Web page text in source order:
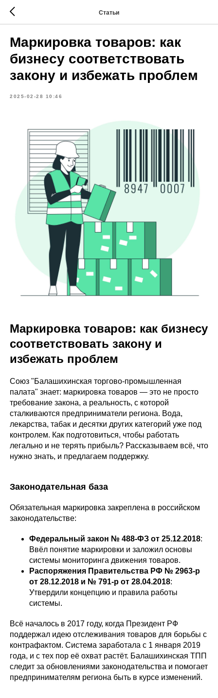
Статьи
Маркировка товаров: как
бизнесу соответствовать
закону и избежать проблем
2025-02-28 10:46
Маркировка товаров: как бизнесу
соответствовать закону и
избежать проблем
Союз "Балашихинская торгово-промышленная
палата" знает: маркировка товаров — это не просто
требование закона, а реальность, с которой
сталкиваются предприниматели региона. Вода,
лекарства, табак и десятки других категорий уже под
контролем. Как подготовиться, чтобы работать
легально и не терять прибыль? Рассказываем всё, что
нужно знать, и предлагаем поддержку.
Законодательная база
Обязательная маркировка закреплена в российском
законодательстве:
Федеральный закон № 488-ФЗ от 25.12.2018:
Ввёл понятие маркировки и заложил основы
системы мониторинга движения товаров.
Распоряжения Правительства РФ № 2963-р
от 28.12.2018 и № 791-р от 28.04.2018:
Утвердили концепцию и правила работы
системы.
Всё началось в 2017 году, когда Президент РФ
поддержал идею отслеживания товаров для борьбы с
контрафактом. Система заработала с 1 января 2019
года, и с тех пор её охват растёт. Балашихинская ТПП
следит за обновлениями законодательства и помогает
предпринимателям региона быть в курсе изменений.